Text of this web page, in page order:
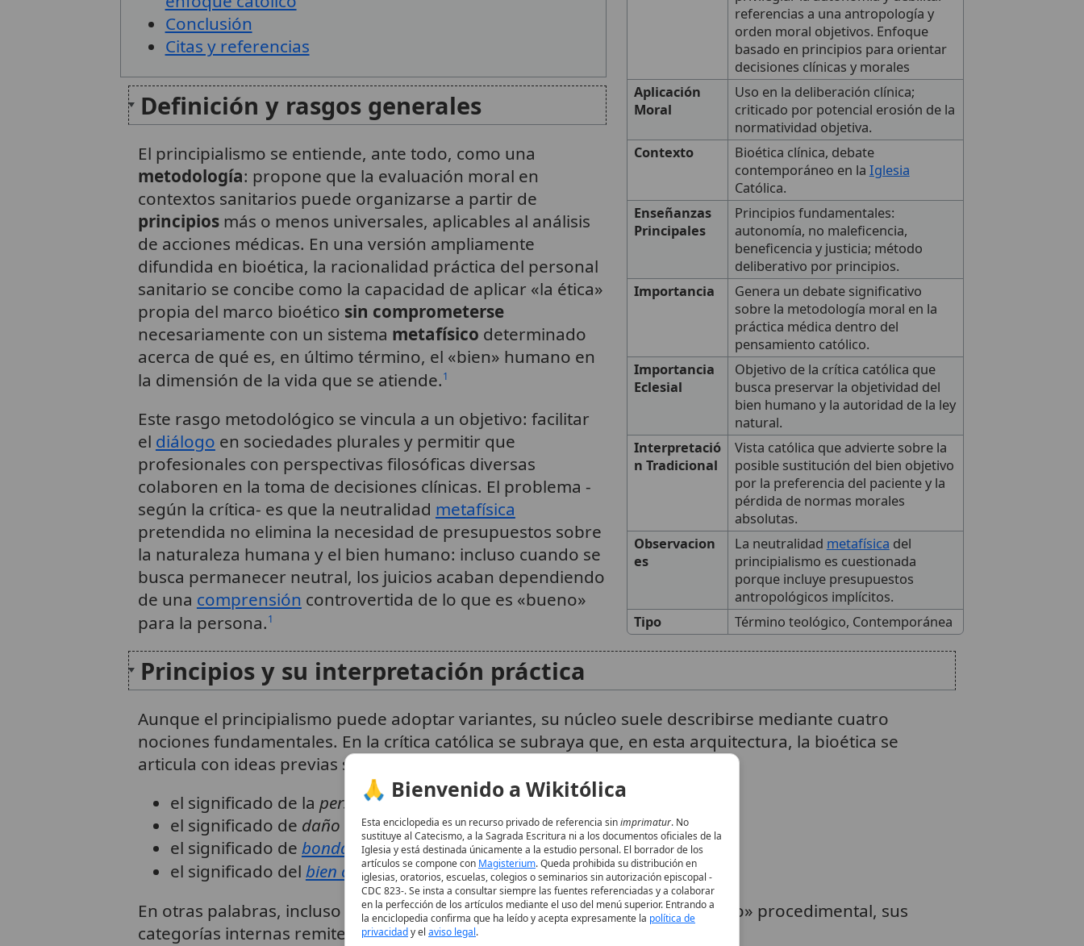
referencias a una antropología y
orden moral objetivos. Enfoque
basado en principios para orientar
decisiones clínicas y morales
Aplicación
Moral
Uso en la deliberación clínica;
criticado por potencial erosión de la
normatividad objetiva.
Contexto
Bioética clínica, debate
contemporáneo en la Iglesia
Católica.
Enseñanzas
Principales
Principios fundamentales:
autonomía, no maleficencia,
beneficencia y justicia; método
deliberativo por principios.
Importancia
Genera un debate significativo
sobre la metodología moral en la
práctica médica dentro del
pensamiento católico.
Importancia
Eclesial
Objetivo de la crítica católica que
busca preservar la objetividad del
bien humano y la autoridad de la ley
natural.
Interpretació
n Tradicional
Vista católica que advierte sobre la
posible sustitución del bien objetivo
por la preferencia del paciente y la
pérdida de normas morales
absolutas.
Observacion
es
La neutralidad metafísica del
principialismo es cuestionada
porque incluye presupuestos
antropológicos implícitos.
Tipo
Término teológico, Contemporánea
Conclusión
Citas y referencias
Definición y rasgos generales
El principialismo se entiende, ante todo, como una
metodología: propone que la evaluación moral en
contextos sanitarios puede organizarse a partir de
principiosmás o menos universales, aplicables al análisis
de acciones médicas. En una versión ampliamente
difundida en bioética, la racionalidad práctica del personal
sanitario se concibe como la capacidad de aplicar «la ética»
propia del marco bioético sin comprometerse
necesariamente con un sistema metafísico determinado
acerca de qué es, en último término, el «bien» humano en
la dimensión de la vida que se atiende.1
Este rasgo metodológico se vincula a un objetivo: facilitar
el diálogo en sociedades plurales y permitir que
profesionales con perspectivas filosóficas diversas
colaboren en la toma de decisiones clínicas. El problema -
según la crítica- es que la neutralidad metafísica
pretendida no elimina la necesidad de presupuestos sobre
la naturaleza humana y el bien humano: incluso cuando se
busca permanecer neutral, los juicios acaban dependiendo
de una comprensión controvertida de lo que es «bueno»
para la persona.1
Principios y su interpretación práctica
Aunque el principialismo puede adoptar variantes, su núcleo suele describirse mediante cuatro
nociones fundamentales. En la crítica católica se subraya que, en esta arquitectura, la bioética se
articula con ideas previas sobre:
el significado de la personay lalibertad(para laautonomía
el significado de daño (para lano maleficencia),
el significado de bondad (para labeneficencia),
el significado del bien común(para lajusticia).1
En otras palabras, incluso cuando el método declara funcionar como «marco» procedimental, sus
categorías internas remiten a una antropología implícita.
🙏 Bienvenido a Wikitólica
Esta enciclopedia es un recurso privado de referencia sinimprimatur. No
sustituye al Catecismo, a la Sagrada Escritura ni a los documentos oficiales de la
Iglesia y está destinada únicamente a la estudio personal. El borrador de los
artículos se compone con Magisterium. Queda prohibida su distribución en
iglesias, oratorios, escuelas, colegios o seminarios sin autorización episcopal -
CDC 823-. Se insta a consultar siempre las fuentes referenciadas y a colaborar
en la perfección de los artículos mediante el uso del menú superior. Entrando a
la enciclopedia confirma que ha leído y acepta expresamente la política de
privacidady el aviso legal.